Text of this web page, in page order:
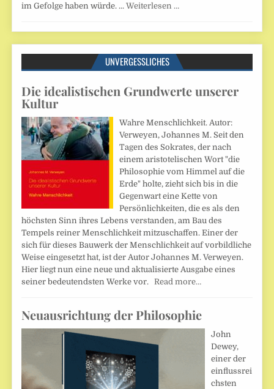
im Gefolge haben würde. ...Weiterlesen …
UNVERGESSLICHES
Die idealistischen Grundwerte unserer
Kultur
Wahre Menschlichkeit. Autor:
Verweyen, Johannes M. Seit den
Tagen des Sokrates, der nach
einem aristotelischen Wort "die
Philosophie vom Himmel auf die
Erde" holte, zieht sich bis in die
Gegenwart eine Kette von
Persönlichkeiten, die es als den
höchsten Sinn ihres Lebens verstanden, am Bau des
Tempels reiner Menschlichkeit mitzuschaffen. Einer der
sich für dieses Bauwerk der Menschlichkeit auf vorbildliche
Weise eingesetzt hat, ist der Autor Johannes M. Verweyen.
Hier liegt nun eine neue und aktualisierte Ausgabe eines
seiner bedeutendsten Werke vor.Read more…
Neuausrichtung der Philosophie
John
Dewey,
einer der
einflussrei
chsten